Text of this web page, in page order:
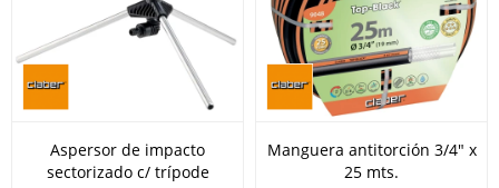
Aspersor de impacto
sectorizado c/ trípode
Manguera antitorción 3/4" x
25 mts.